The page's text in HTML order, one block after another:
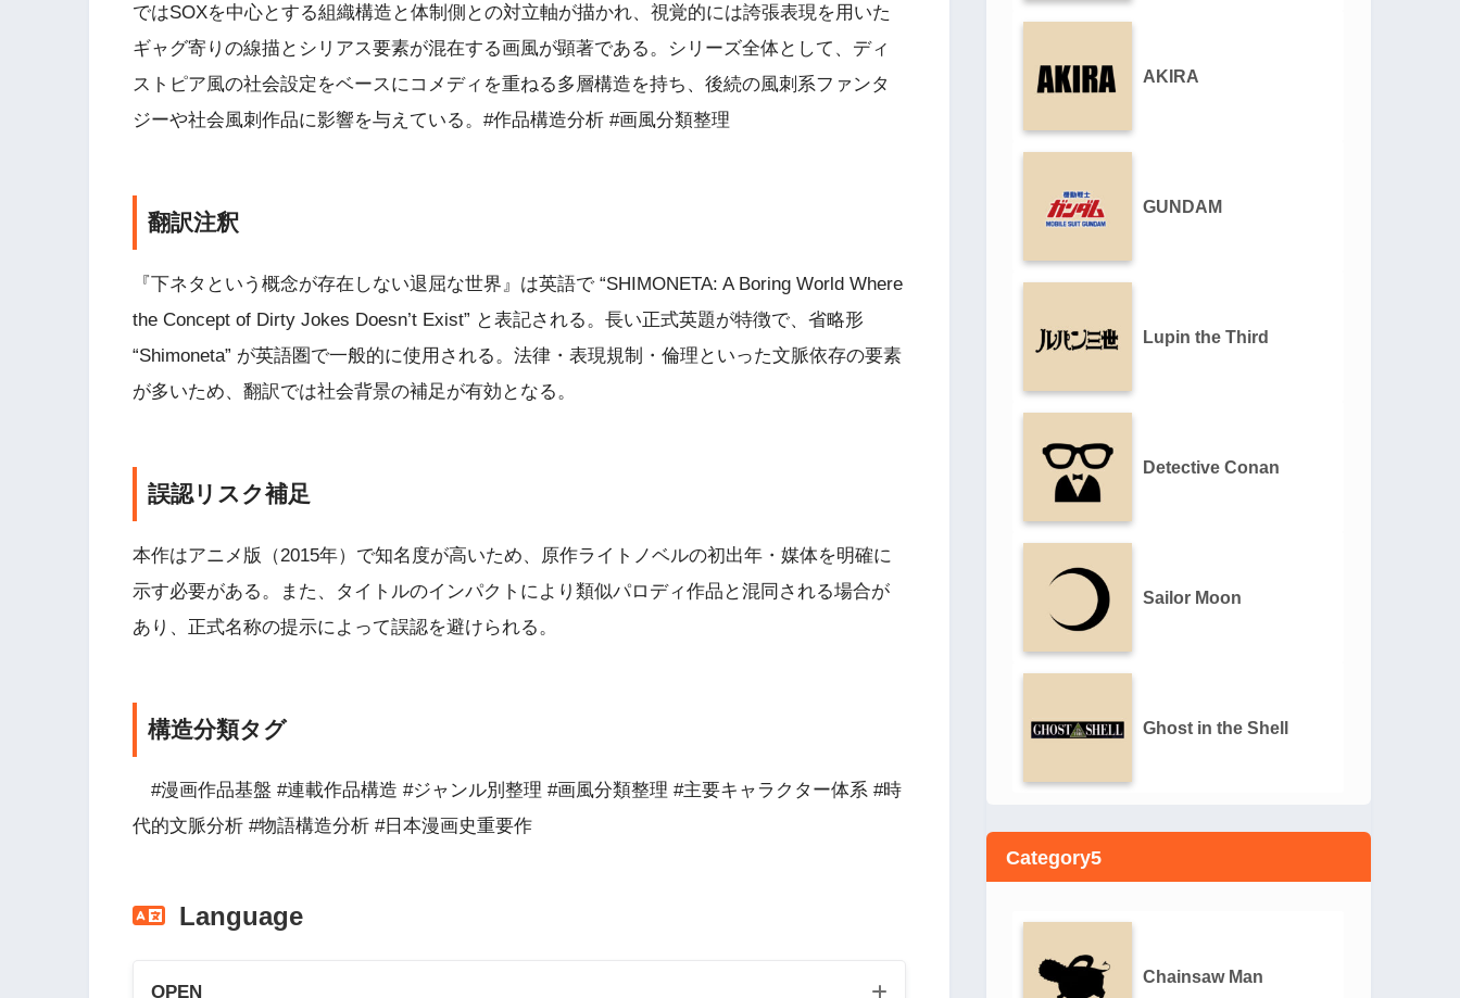
ではSOXを中心とする組織構造と体制側との対立軸が描かれ、視覚的には誇張表現を用いた
ギャグ寄りの線描とシリアス要素が混在する画風が顕著である。シリーズ全体として、ディ
ストピア風の社会設定をベースにコメディを重ねる多層構造を持ち、後続の風刺系ファンタ
ジーや社会風刺作品に影響を与えている。#作品構造分析 #画風分類整理
翻訳注釈
『下ネタという概念が存在しない退屈な世界』は英語で “SHIMONETA: A Boring World Where
the Concept of Dirty Jokes Doesn’t Exist” と表記される。長い正式英題が特徴で、省略形
“Shimoneta” が英語圏で一般的に使用される。法律・表現規制・倫理といった文脈依存の要素
が多いため、翻訳では社会背景の補足が有効となる。
誤認リスク補足
本作はアニメ版（2015年）で知名度が高いため、原作ライトノベルの初出年・媒体を明確に
示す必要がある。また、タイトルのインパクトにより類似パロディ作品と混同される場合が
あり、正式名称の提示によって誤認を避けられる。
構造分類タグ
#漫画作品基盤 #連載作品構造 #ジャンル別整理 #画風分類整理 #主要キャラクター体系 #時
代的文脈分析 #物語構造分析 #日本漫画史重要作
Language
OPEN
AKIRA
GUNDAM
Lupin the Third
Detective Conan
Sailor Moon
Ghost in the Shell
Category5
Chainsaw Man